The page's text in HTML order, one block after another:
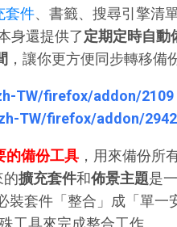
套件、書籤、搜尋引擎清
身還提供了定期定時自動
，讓你更方便同步轉移備
TW/firefox/addon/2109
TW/firefox/addon/2942
的備份工具 ，用來備份所
的擴充套件和佈景主題是
裝套件「整合」成「單一
工具來完成整合工作。